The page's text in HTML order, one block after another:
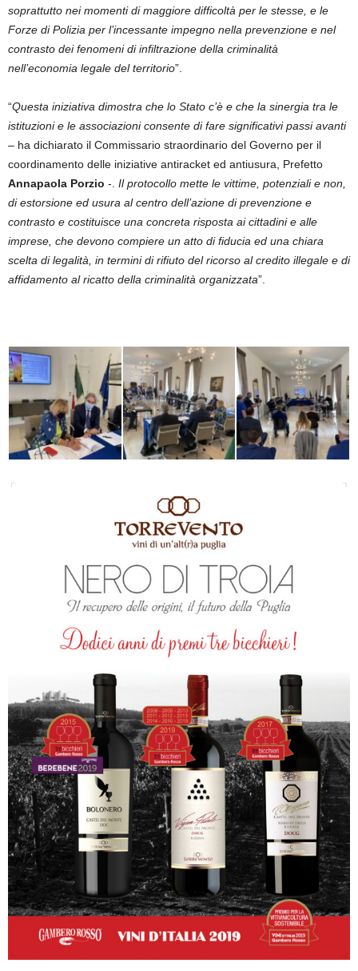
soprattutto nei momenti di maggiore difficoltà per le stesse, e le
Forze di Polizia per l’incessante impegno nella prevenzione e nel
contrasto dei fenomeni di infiltrazione della criminalità
nell’economia legale del territorio”.
“Questa iniziativa dimostra che lo Stato c’è e che la sinergia tra le
istituzioni e le associazioni consente di fare significativi passi avanti
– ha dichiarato il Commissario straordinario del Governo per il
coordinamento delle iniziative antiracket ed antiusura, Prefetto
Annapaola Porzio -. Il protocollo mette le vittime, potenziali e non,
di estorsione ed usura al centro dell’azione di prevenzione e
contrasto e costituisce una concreta risposta ai cittadini e alle
imprese, che devono compiere un atto di fiducia ed una chiara
scelta di legalità, in termini di rifiuto del ricorso al credito illegale e di
affidamento al ricatto della criminalità organizzata”.